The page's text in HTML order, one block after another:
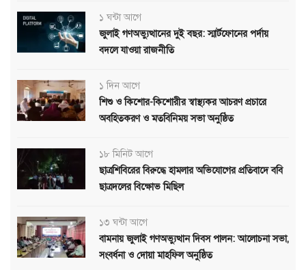
১ ঘন্টা আগে
জুলাই গণঅভ্যুত্থানের দুই বছর: স্মার্টফোনের পর্দায়
বদলে যাওয়া রাজনীতি
১ দিন আগে
শিশু ও কিশোর-কিশোরীর স্বাস্থ্যকর আচরণ প্রচারে
অবহিতকরণ ও মতবিনিময় সভা অনুষ্ঠিত
১৮ মিনিট আগে
ছাত্রশিবিরের বিরুদ্ধে হামলার অভিযোগের প্রতিবাদে ববি
ছাত্রদলের বিক্ষোভ মিছিল
১৩ ঘন্টা আগে
বামনায় জুলাই গণঅভ্যুত্থান দিবস পালন: আলোচনা সভা,
সংবর্ধনা ও দোয়া মাহফিল অনুষ্ঠিত